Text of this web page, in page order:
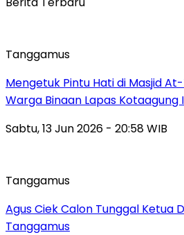
Tanggamus
Mengetuk Pintu Hati di Masjid
Warga Binaan Lapas Kotaagung
Sabtu, 13 Jun 2026 - 20:58 WIB
Tanggamus
Agus Ciek Calon Tunggal Ketua
Tanggamus